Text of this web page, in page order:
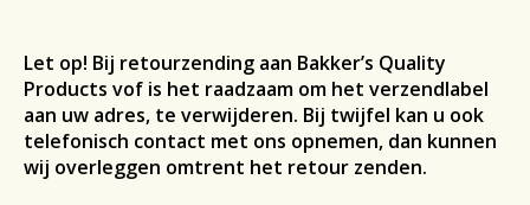
Let op! Bij retourzending aan Bakker’s Quality
Products vof is het raadzaam om het verzendlabel
aan uw adres, te verwijderen. Bij twijfel kan u ook
telefonisch contact met ons opnemen, dan kunnen
wij overleggen omtrent het retour zenden.